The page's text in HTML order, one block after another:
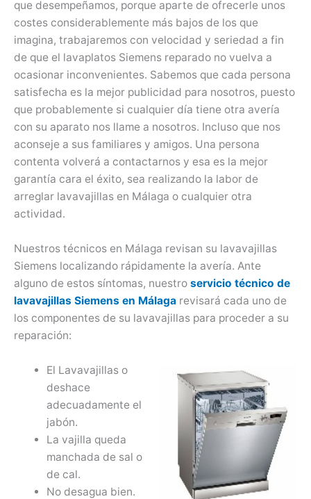
que desempeñamos, porque aparte de ofrecerle unos
costes considerablemente más bajos de los que
imagina, trabajaremos con velocidad y seriedad a fin
de que el lavaplatos Siemens reparado no vuelva a
ocasionar inconvenientes. Sabemos que cada persona
satisfecha es la mejor publicidad para nosotros, puesto
que probablemente si cualquier día tiene otra avería
con su aparato nos llame a nosotros. Incluso que nos
aconseje a sus familiares y amigos. Una persona
contenta volverá a contactarnos y esa es la mejor
garantía cara el éxito, sea realizando la labor de
arreglar lavavajillas en Málaga o cualquier otra
actividad.
Nuestros técnicos en Málaga revisan su lavavajillas
Siemens localizando rápidamente la avería. Ante
alguno de estos síntomas, nuestro servicio técnico de
lavavajillas Siemens en Málaga revisará cada uno de
los componentes de su lavavajillas para proceder a su
reparación:
El Lavavajillas o
deshace
adecuadamente el
jabón.
La vajilla queda
manchada de sal o
de cal.
No desagua bien.